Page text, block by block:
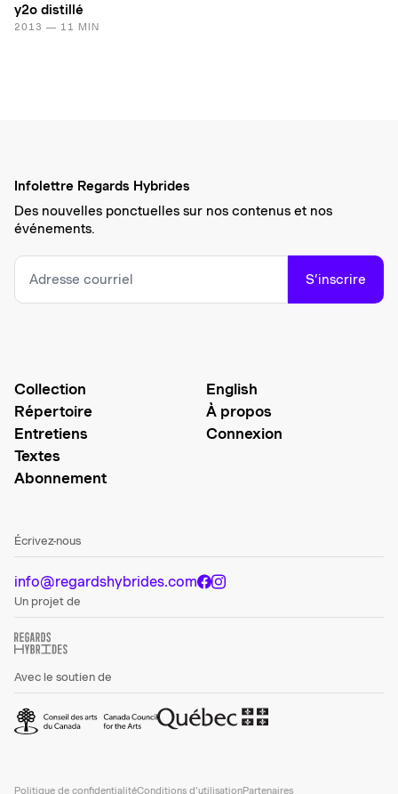
y2o distillé
2013 — 11 MIN
Infolettre Regards Hybrides
Des nouvelles ponctuelles sur nos contenus et nos
événements.
S’inscrire
Collection
Répertoire
Entretiens
Textes
Abonnement
English
À propos
Connexion
Écrivez-nous
info@regardshybrides.com
Un projet de
Avec le soutien de
Politique de confidentialitéConditions d’utilisationPartenaires